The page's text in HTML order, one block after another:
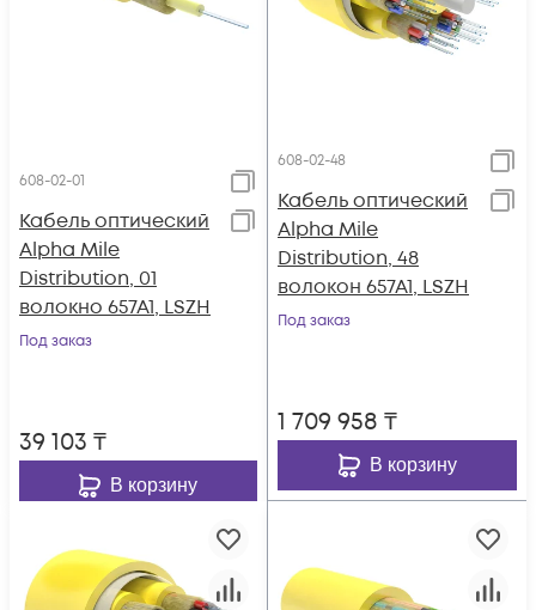
608-02-01
Кабель оптический
Alpha Mile
Distribution, 01
волокно 657A1, LSZH
Под заказ
39 103 ₸
В корзину
608-02-48
Кабель оптический
Alpha Mile
Distribution, 48
волокон 657A1, LSZH
Под заказ
1 709 958 ₸
В корзину